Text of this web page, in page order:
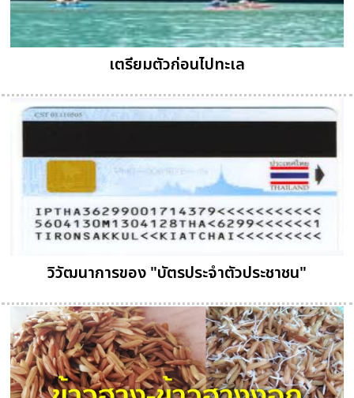
เตรียมตัวก่อนไปทะเล
วิวัฒนาการของ "บัตรประจำตัวประชาชน"